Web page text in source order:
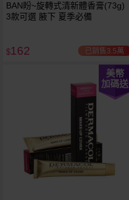
BAN盼~旋轉式清新體香膏(73g)
3款可選 腋下 夏季必備
$162 已銷售3.5萬
美幣
加碼送